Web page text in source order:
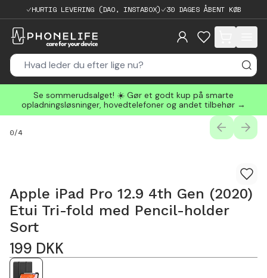
HURTIG LEVERING (DAO, INSTABOX) 30 DAGES ÅBENT KØB
items in cart,
Se sommerudsalget! ☀️ Gør et godt kup på smarte
opladningsløsninger, hovedtelefoner og andet tilbehør →
0/4
Apple iPad Pro 12.9 4th Gen (2020)
Etui Tri-fold med Pencil-holder
Sort
199 DKK